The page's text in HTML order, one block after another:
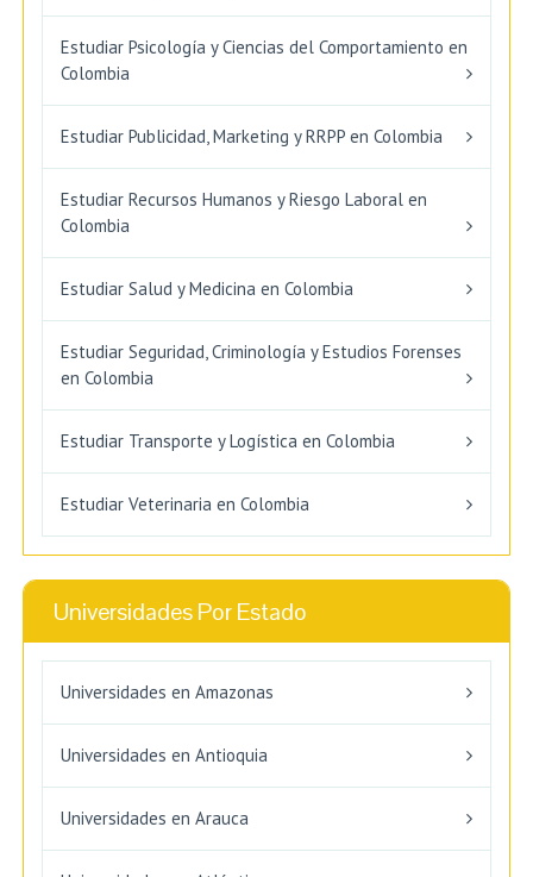
Estudiar Psicología y Ciencias del Comportamiento en
Colombia
Estudiar Publicidad, Marketing y RRPP en Colombia
Estudiar Recursos Humanos y Riesgo Laboral en
Colombia
Estudiar Salud y Medicina en Colombia
Estudiar Seguridad, Criminología y Estudios Forenses
en Colombia
Estudiar Transporte y Logística en Colombia
Estudiar Veterinaria en Colombia
Universidades Por Estado
Universidades en Amazonas
Universidades en Antioquia
Universidades en Arauca